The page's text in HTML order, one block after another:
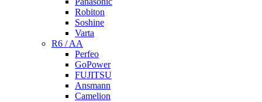
Robiton
Soshine
Varta
R6 / AA
Perfeo
GoPower
FUJITSU
Ansmann
Camelion